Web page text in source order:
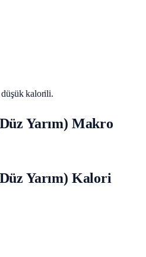
kalorili.
Yarım) Makro
Yarım) Kalori